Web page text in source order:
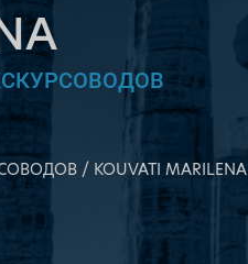
KOUVATI MARILENA